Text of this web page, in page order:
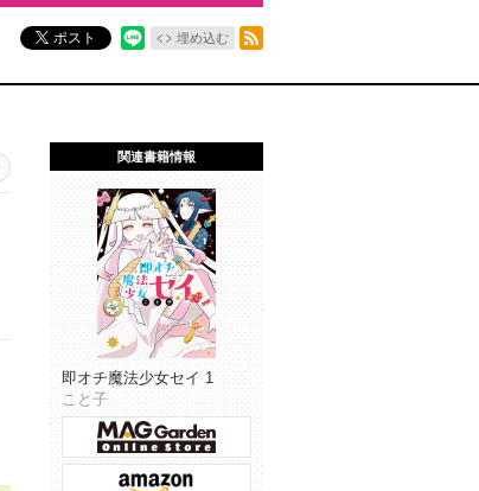
ポスト 埋め込む
関連書籍情報
即オチ魔法少女セイ 1
こと子